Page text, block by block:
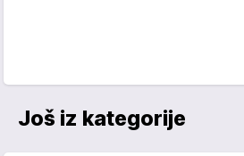
Još iz kategorije